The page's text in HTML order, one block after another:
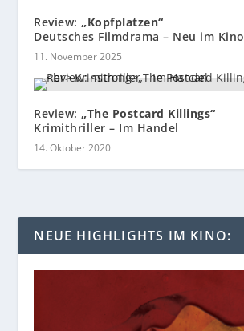
Review:„Kopfplatzen“
Deutsches Filmdrama – Neu im Kino
11. November 2025
Review:„The Postcard Killings“
Krimithriller – Im Handel
14. Oktober 2020
NEUE HIGHLIGHTS IM KINO: